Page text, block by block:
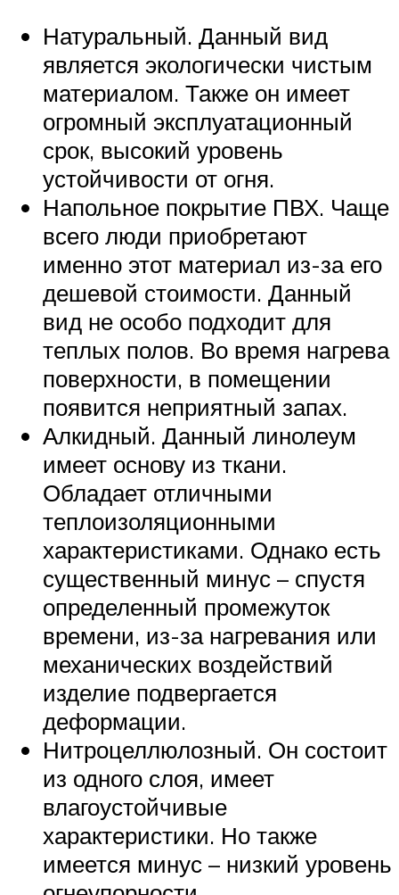
Натуральный. Данный вид
является экологически чистым
материалом. Также он имеет
огромный эксплуатационный
срок, высокий уровень
устойчивости от огня.
Напольное покрытие ПВХ. Чаще
всего люди приобретают
именно этот материал из-за его
дешевой стоимости. Данный
вид не особо подходит для
теплых полов. Во время нагрева
поверхности, в помещении
появится неприятный запах.
Алкидный. Данный линолеум
имеет основу из ткани.
Обладает отличными
теплоизоляционными
характеристиками. Однако есть
существенный минус – спустя
определенный промежуток
времени, из-за нагревания или
механических воздействий
изделие подвергается
деформации.
Нитроцеллюлозный. Он состоит
из одного слоя, имеет
влагоустойчивые
характеристики. Но также
имеется минус – низкий уровень